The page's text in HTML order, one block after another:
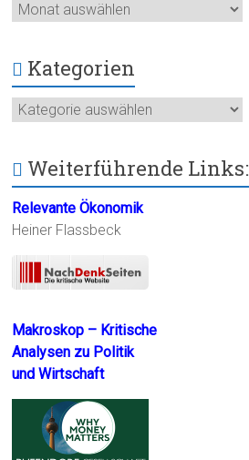
Archiv
Kategorien
Kategorien
Weiterführende Links:
Relevante Ökonomik
Heiner Flassbeck
Makroskop – Kritische
Analysen zu Politik
und Wirtschaft